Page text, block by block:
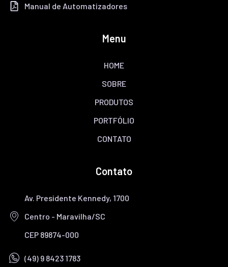
Manual de Automatizadores
Menu
HOME
SOBRE
PRODUTOS
PORTFÓLIO
CONTATO
Contato
Av. Presidente Kennedy, 1700
Centro - Maravilha/SC
CEP 89874-000
(49) 9 8423 1783